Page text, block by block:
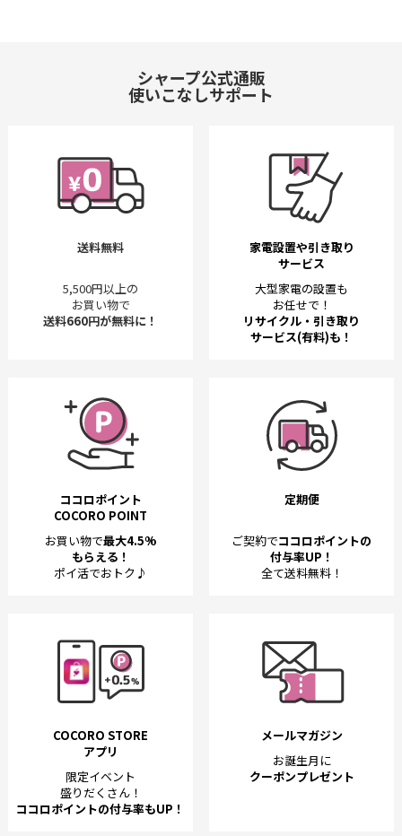
シャープ公式通販
使いこなしサポート
送料無料
5,500円以上の
お買い物で
送料660円が無料に！
家電設置や引き取り
サービス
大型家電の設置も
お任せで！
リサイクル・引き取り
サービス(有料)も！
ココロポイント
COCORO POINT
お買い物で最大4.5%
もらえる！
ポイ活でおトク♪
定期便
ご契約でココロポイントの
付与率UP！
全て送料無料！
COCORO STORE
アプリ
限定イベント
盛りだくさん！
ココロポイントの付与率もUP！
メールマガジン
お誕生月に
クーポンプレゼント